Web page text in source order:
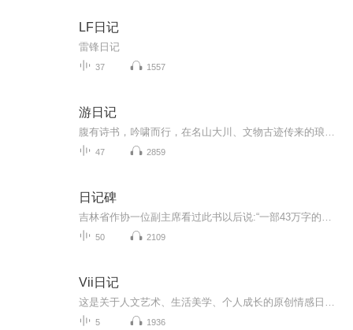
LF日记
雷锋日记
37 1557
游日记
47 2859
日记碑
50 2109
Vii日记
5 1936